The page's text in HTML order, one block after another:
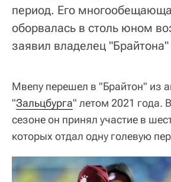
период. Его
оборвалась в столь юном
заявил владелец
Мвепу перешел в "Брайтон" из
"Зальцбурга" летом 2021 года.
сезоне он принял участие в
которых отдал одну голевую